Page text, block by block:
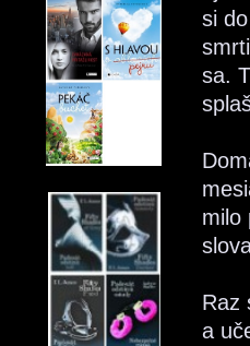
si
sa.
milo
Raz
a